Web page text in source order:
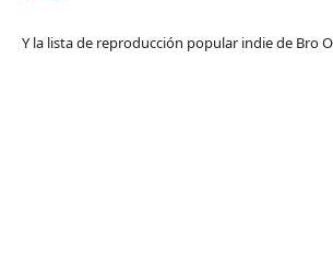
Y la lista de reproducción popular indie de Bro